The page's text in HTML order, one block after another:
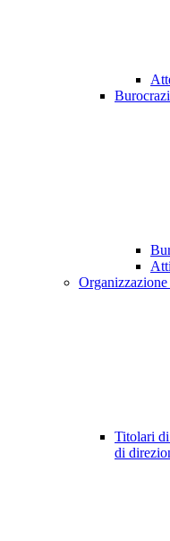
Organizzazione
Titolari
di